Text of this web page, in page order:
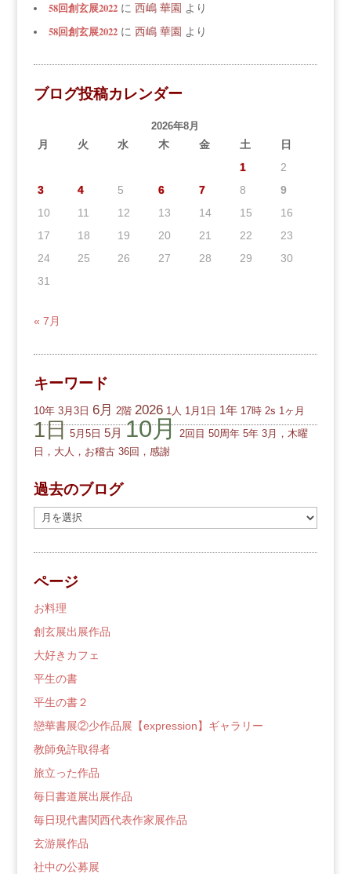
58回創玄展2022に 西嶋 華園 より
58回創玄展2022に 西嶋 華園 より
ブログ投稿カレンダー
2026年8月
月 火 水 木 金 土
日
1
2
3
4 5 6 7 8
9
10
11 12 13 14 15
16
17
18 19 20 21 22
23
24
25 26 27 28 29
30
31
« 7月
キーワード
10年 3月3日 6月 2階 2026 1人 1月1日 1年 17時 2s 1ヶ月
1日 5月5日 5月 10月 2回目 50周年 5年 3月，木曜
日，大人，お稽古 36回，感謝
過去のブログ
去
の
ロ
グ
ページ
お料理
創玄展出展作品
大好きカフェ
平生の書
平生の書２
戀華書展②少作品展【expression】ギャラリー
教師免許取得者
旅立った作品
毎日書道展出展作品
毎日現代書関西代表作家展作品
玄游展作品
社中の公募展